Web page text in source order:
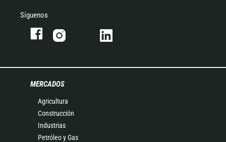
Síguenos
MERCADOS
Agricultura
Construcción
Industrias
Petróleo y Gas